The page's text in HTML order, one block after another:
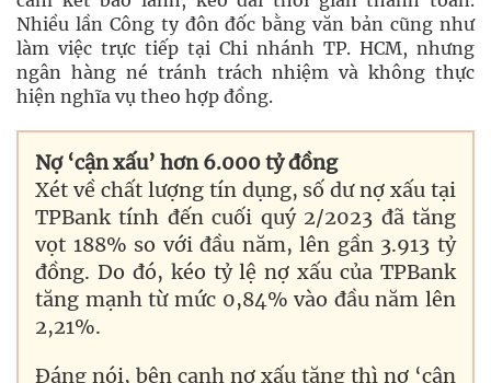
Nhiều lần Công ty đôn đốc bằng văn bản cũng như
làm việc trực tiếp tại Chi nhánh TP. HCM, nhưng
ngân hàng né tránh trách nhiệm và không thực
hiện nghĩa vụ theo hợp đồng.
Nợ ‘cận xấu’ hơn 6.000 tỷ đồng
Xét về chất lượng tín dụng, số dư nợ xấu tại
TPBank tính đến cuối quý 2/2023 đã tăng
vọt 188% so với đầu năm, lên gần 3.913 tỷ
đồng. Do đó, kéo tỷ lệ nợ xấu của TPBank
tăng mạnh từ mức 0,84% vào đầu năm lên
2,21%.
Đáng nói, bên cạnh nợ xấu tăng thì nợ ‘cận